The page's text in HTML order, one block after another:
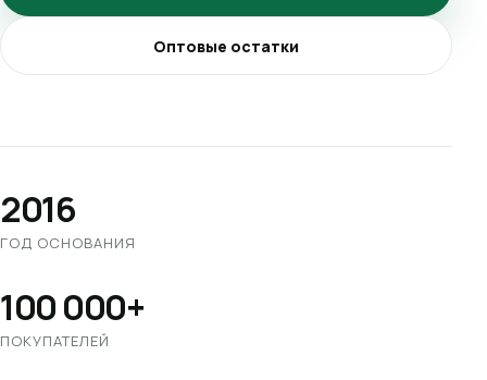
Оптовые остатки
2016
ГОД ОСНОВАНИЯ
100 000+
ПОКУПАТЕЛЕЙ